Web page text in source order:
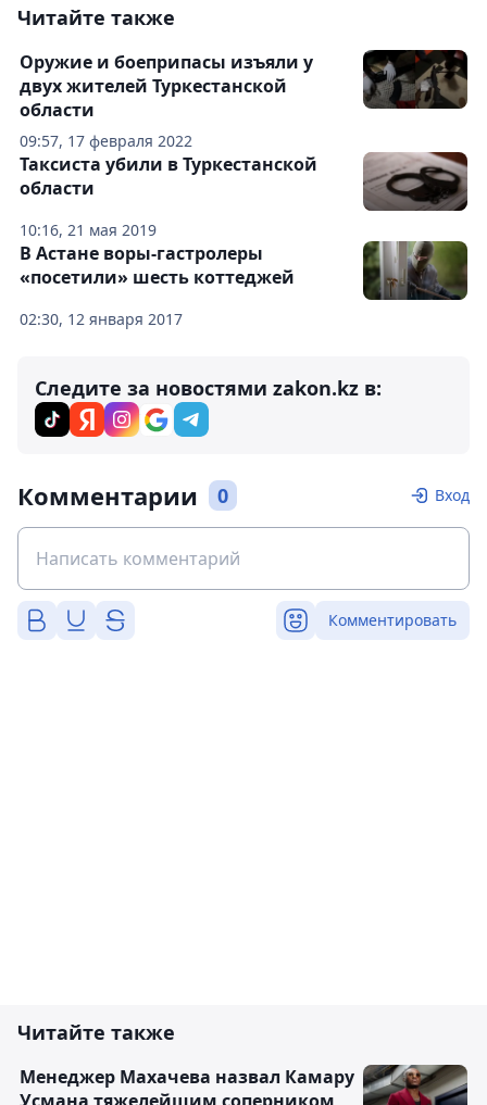
Читайте также
09:57, 17 февраля 2022
Оружие и боеприпасы изъяли у
двух жителей Туркестанской
области
10:16, 21 мая 2019
Таксиста убили в Туркестанской
области
02:30, 12 января 2017
В Астане воры-гастролеры
«посетили» шесть коттеджей
Следите за новостями zakon.kz в:
Комментарии 0 Вход
Комментировать
Читайте также
Менеджер Махачева назвал Камару